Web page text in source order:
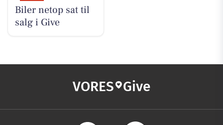
Biler netop sat til
salg i Give
VORES Give